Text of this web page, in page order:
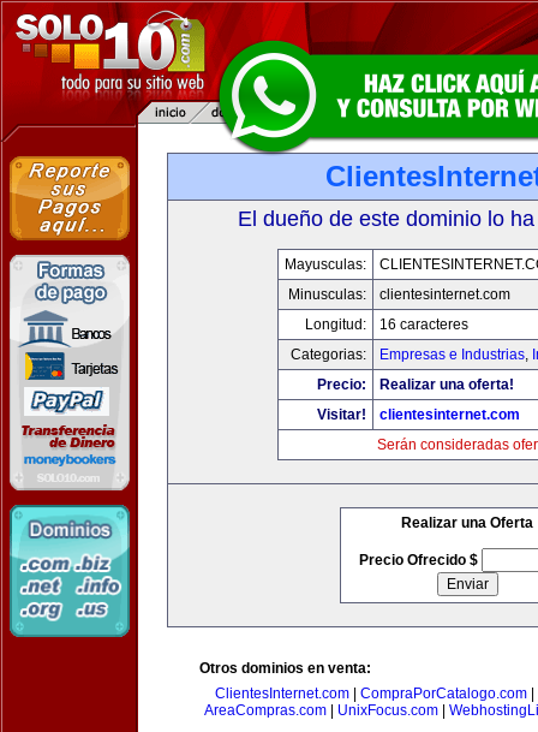
El dueño de este dominio lo
Mayusculas:
Minusculas:
clientesinternet.com
Longitud:
16 caracteres
Categorias:
Empresas e Industrias,
Precio:
Realizar una oferta!
Visitar!
clientesinternet.com
Serán consideradas
Realizar una Oferta
Precio Ofrecido $
Otros dominios en venta:
ClientesInternet.com
CompraPorCatalogo.com
AreaCompras.com
UnixFocus.com